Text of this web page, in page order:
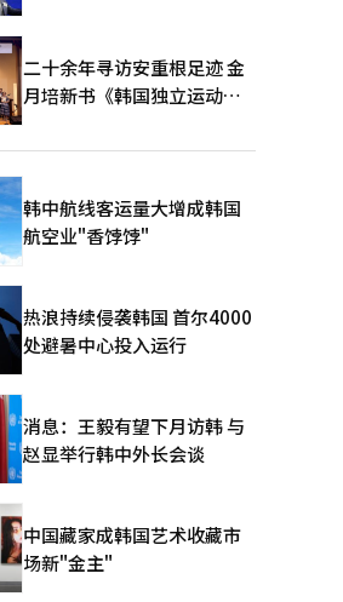
二十余年寻访安重根足迹 金
月培新书《韩国独立运动圣
版
韩中航线客运量大增成韩国
航空业"香饽饽"
热浪持续侵袭韩国 首尔4000
处避暑中心投入运行
消息：王毅有望下月访韩 与
赵显举行韩中外长会谈
中国藏家成韩国艺术收藏市
场新"金主"